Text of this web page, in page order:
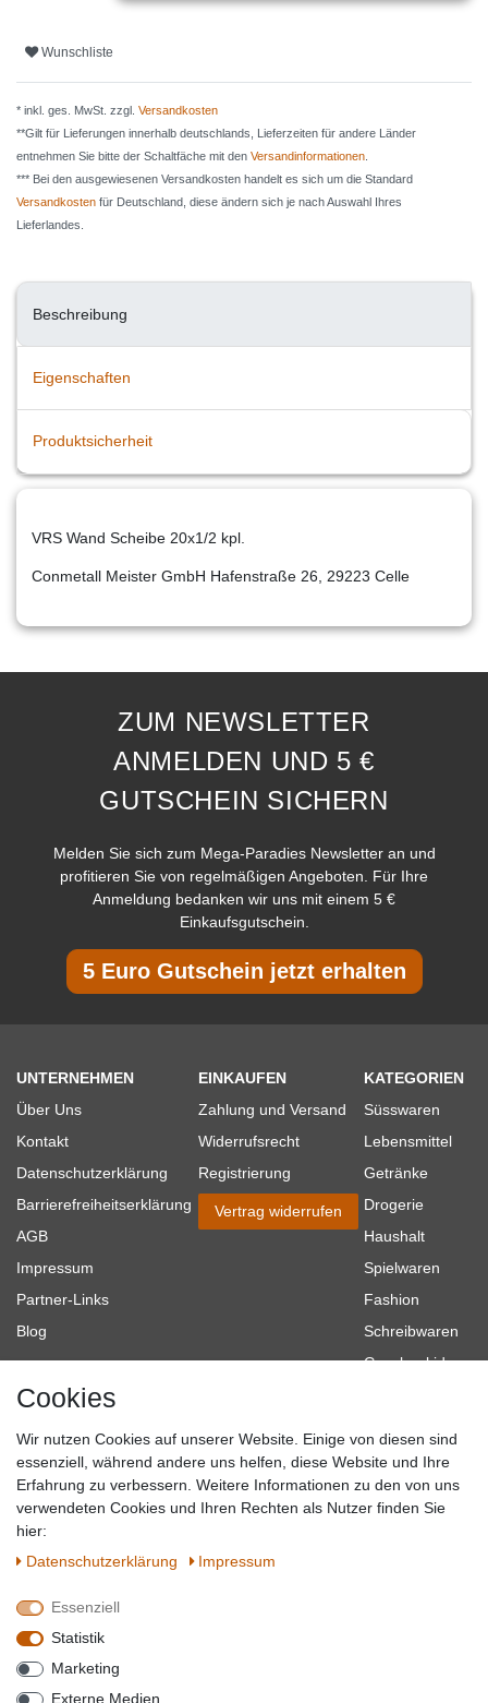
Wunschliste
* inkl. ges. MwSt. zzgl. Versandkosten
**Gilt für Lieferungen innerhalb deutschlands, Lieferzeiten für andere Länder
entnehmen Sie bitte der Schaltfäche mit den Versandinformationen
*** Bei den ausgewiesenen Versandkosten handelt es sich um die Standard
Versandkosten für Deutschland, diese ändern sich je nach Auswahl Ihres
Lieferlandes.
Beschreibung
Eigenschaften
Produktsicherheit
VRS Wand Scheibe 20x1/2 kpl.
Conmetall Meister GmbH Hafenstraße 26, 29223 Celle
ZUM NEWSLETTER
ANMELDEN UND 5 €
GUTSCHEIN SICHERN
Melden Sie sich zum Mega-Paradies Newsletter an und
profitieren Sie von regelmäßigen Angeboten. Für Ihre
Anmeldung bedanken wir uns mit einem 5 €
Einkaufsgutschein.
5 Euro Gutschein jetzt erhalten
UNTERNEHMEN
Über Uns
Kontakt
Datenschutzerklärung
Barrierefreiheitserklärung
AGB
Impressum
Partner-Links
Blog
EINKAUFEN
Zahlung und Versand
Widerrufsrecht
Registrierung
Vertrag widerrufen
KATEGORIEN
Süsswaren
Lebensmittel
Getränke
Drogerie
Haushalt
Spielwaren
Fashion
Schreibwaren
Geschenkideen
Topmarken
SICHER EINKAUFEN
QUALITÄT
BESUCHEN SIE UNS AUF
WIR AKZEPTIEREN
Cookies
Wir nutzen Cookies auf unserer Website. Einige von diesen sind
essenziell, während andere uns helfen, diese Website und Ihre
Erfahrung zu verbessern. Weitere Informationen zu den von uns
verwendeten Cookies und Ihren Rechten als Nutzer finden Sie
hier:
Daten­schutz­erklärung
Impressum
Essenziell
Statistik
Marketing
Externe Medien